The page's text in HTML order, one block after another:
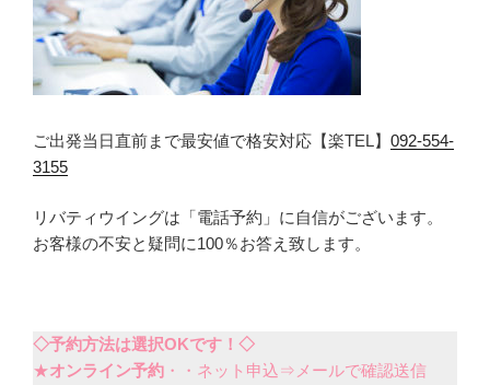
ご出発当日直前まで最安値で格安対応【楽TEL】 092-554-
3155
リバティウイングは「電話予約」に自信がございます。
お客様の不安と疑問に100％お答え致します。
◇予約方法は選択OKです！◇
★オンライン予約 ・・ネット申込⇒メールで確認送信